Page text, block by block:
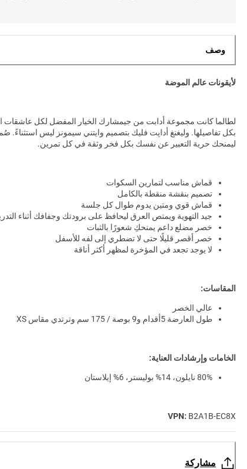
وصف
لأيقونات عالم الموضة
لطالما كانت مجموعة أدابت من جيمشارك الخيار المفضل لكل عاشقات
بكل تفاصيلها. وليغنغ أداپت فليك بتصميم وايتني سيمونز ليس استثناءً.
ليمنحك حرية التعبير عن نفسك بكل فخر وثقة في كل تمرين.
قماش مناسب لتمارين السكوات
تصميم بنقشة منقطة بالكامل
قماش قوي ومتين يدوم طوال كل جلسة
جيد التهوية ويمتص العرق ليحافظ على برودتك وجفافك أثناء
خصر مضلع داعم يمنحكِ شعورًا بالثبات
خصر أقصر قليلًا حتى لا تضطري إلى لفه للأسفل
لا يوجد تجعد في المؤخرة لمظهر أكثر أناقة
المقاسات:
عالي الخصر
طول العارضة 5أقدام و9 بوصة / 175 سم وترتدي مقاس XS
الخامات وإرشادات العناية:
80% نايلون، 14% بوليستر، 6% إيلاستان
VPN: B2A1B-EC8X
مشاركة